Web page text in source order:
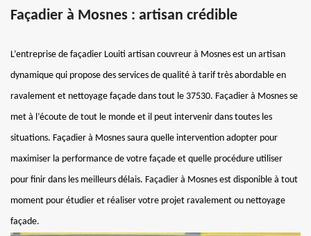
Façadier à Mosnes : artisan crédible
L’entreprise de façadier Louiti artisan couvreur à Mosnes est un artisan
dynamique qui propose des services de qualité à tarif très abordable en
ravalement et nettoyage façade dans tout le 37530. Façadier à Mosnes se
met à l’écoute de tout le monde et il peut intervenir dans toutes les
situations. Façadier à Mosnes saura quelle intervention adopter pour
maximiser la performance de votre façade et quelle procédure utiliser
pour finir dans les meilleurs délais. Façadier à Mosnes est disponible à tout
moment pour étudier et réaliser votre projet ravalement ou nettoyage
façade.